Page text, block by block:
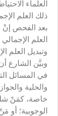
العلماء
ذلك العلم
بعد الفحص إنْ
العلم
وتبديل العلم
وبيَّن الشارع
في المسائل
والحلية
خاصة، كمَنْ شكّ
الوجوبية؛